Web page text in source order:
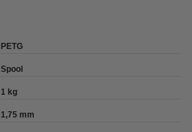
PETG
Spool
1 kg
1,75 mm